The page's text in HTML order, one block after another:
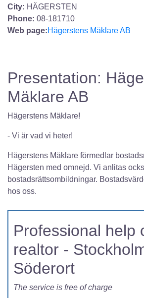
City: HÄGERSTEN
Phone: 08-181710
Web page:Hägerstens Mäklare AB
Presentation:
Mäklare AB
Hägerstens Mäklare!
- Vi är vad vi heter!
Hägerstens Mäklare förmedlar
Hägersten med omnejd. Vi anlitas
bostadsrättsombildningar.
hos oss.
Professional help
realtor -
Söderort
The service is free of charge